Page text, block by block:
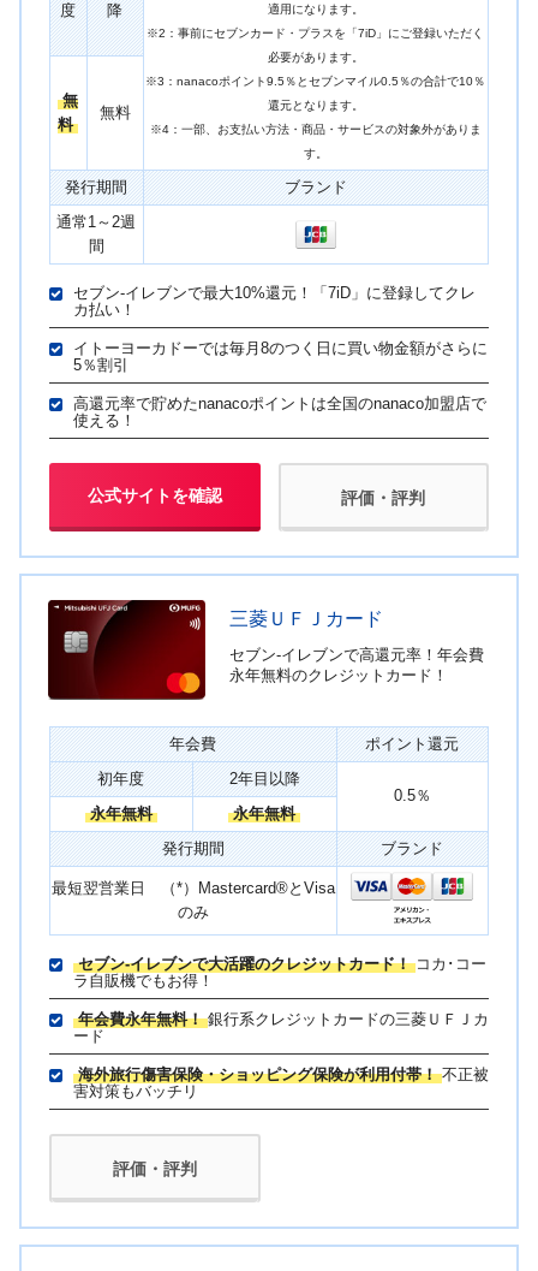
度
降
適用になります。
※2：事前にセブンカード・プラスを「7iD」にご登録いただく
必要があります。
※3：nanacoポイント9.5％とセブンマイル0.5％の合計で10％
還元となります。
※4：一部、お支払い方法・商品・サービスの対象外がありま
す。
無
料
無料
発行期間
ブランド
通常1～2週
間
セブン-イレブンで最大10%還元！「7iD」に登録してクレ
カ払い！
イトーヨーカドーでは毎月8のつく日に買い物金額がさらに
5％割引
高還元率で貯めたnanacoポイントは全国のnanaco加盟店で
使える！
公式サイトを確認 評価・評判
三菱ＵＦＪカード
セブン‐イレブンで高還元率！年会費
永年無料のクレジットカード！
年会費
ポイント還元
初年度
2年目以降
0.5％
永年無料
永年無料
発行期間
ブランド
最短翌営業日 （*）Mastercard®とVisa
のみ
セブン‐イレブンで大活躍のクレジットカード！ コカ･コー
ラ自販機でもお得！
年会費永年無料！ 銀行系クレジットカードの三菱ＵＦＪカ
ード
海外旅行傷害保険・ショッピング保険が利用付帯！ 不正被
害対策もバッチリ
評価・評判